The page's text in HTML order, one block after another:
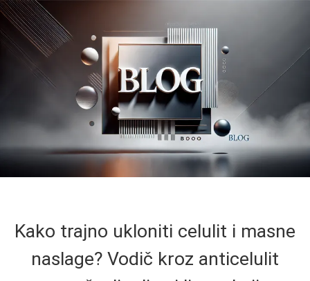
Kako trajno ukloniti celulit i masne
naslage? Vodič kroz anticelulit